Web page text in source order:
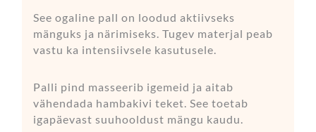
See ogaline pall on loodud aktiivseks
mänguks ja närimiseks. Tugev materjal peab
vastu ka intensiivsele kasutusele.
Palli pind masseerib igemeid ja aitab
vähendada hambakivi teket. See toetab
igapäevast suuhooldust mängu kaudu.